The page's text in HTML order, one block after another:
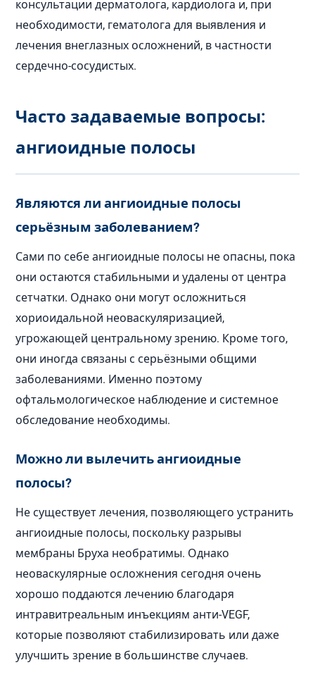
консультации дерматолога, кардиолога и, при
необходимости, гематолога для выявления и
лечения внеглазных осложнений, в частности
сердечно-сосудистых.
Часто задаваемые вопросы:
ангиоидные полосы
Являются ли ангиоидные полосы
серьёзным заболеванием?
Сами по себе ангиоидные полосы не опасны, пока
они остаются стабильными и удалены от центра
сетчатки. Однако они могут осложниться
хориоидальной неоваскуляризацией,
угрожающей центральному зрению. Кроме того,
они иногда связаны с серьёзными общими
заболеваниями. Именно поэтому
офтальмологическое наблюдение и системное
обследование необходимы.
Можно ли вылечить ангиоидные
полосы?
Не существует лечения, позволяющего устранить
ангиоидные полосы, поскольку разрывы
мембраны Бруха необратимы. Однако
неоваскулярные осложнения сегодня очень
хорошо поддаются лечению благодаря
интравитреальным инъекциям анти-VEGF,
которые позволяют стабилизировать или даже
улучшить зрение в большинстве случаев.